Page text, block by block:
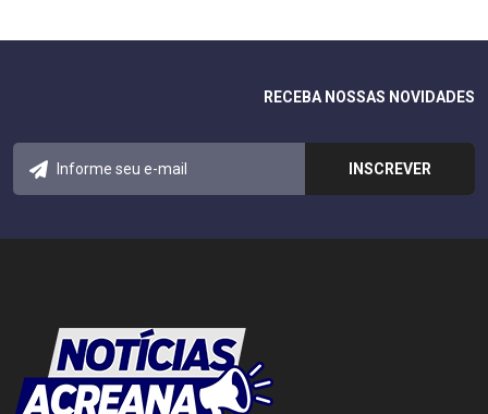
RECEBA NOSSAS NOVIDADES